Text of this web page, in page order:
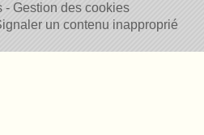
Gestion des cookies
un contenu inapproprié